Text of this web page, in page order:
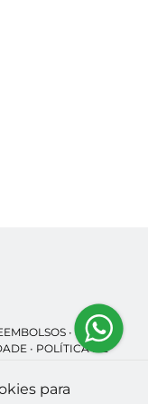
•SAC
• POLÍTICA DE
para